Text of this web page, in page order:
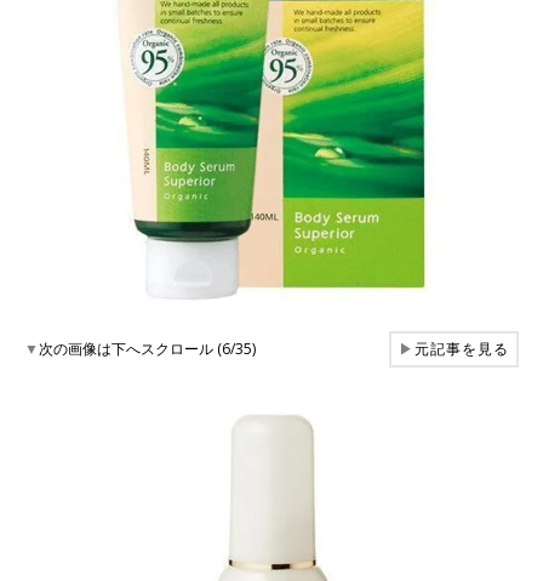
▼次の画像は下へスクロール (6/35) ▶元記事を見る